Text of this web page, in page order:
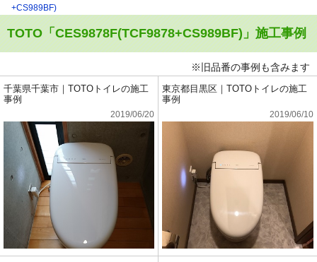
+CS989BF)
TOTO「CES9878F(TCF9878+CS989BF)」施工事例
※旧品番の事例も含みます
千葉県千葉市｜TOTOトイレの施工
事例
2019/06/20
東京都目黒区｜TOTOトイレの施工
事例
2019/06/10